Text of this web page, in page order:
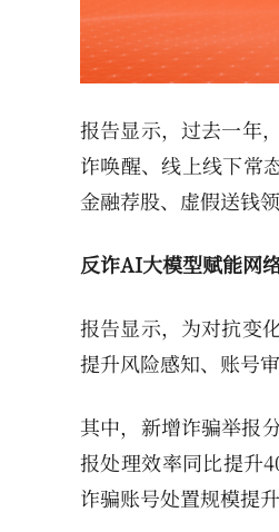
报告显示，过去一年
诈唤醒、线上线下常
金融荐股、虚假送钱
反诈AI大模型赋能网
报告显示，为对抗变
提升风险感知、账号
其中，新增诈骗举报
报处理效率同比提升
诈骗账号处置规模提